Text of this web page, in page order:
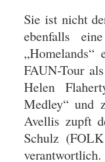
Sie ist nicht
ebenfalls
FAUN-Tour
Helen
Medley“ und
Avellis zupft
Schulz